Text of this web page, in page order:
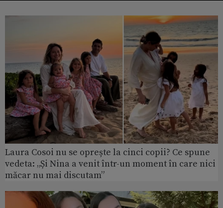
Laura Cosoi nu se oprește la cinci copii? Ce spune
vedeta: „Și Nina a venit într-un moment în care nici
măcar nu mai discutam”